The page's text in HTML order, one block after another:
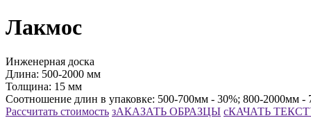
Лакмос
Инженерная доска
Длина: 500-2000 мм
Толщина: 15 мм
Соотношение длин в упаковке: 500-700мм - 30%; 800-2000мм -
Рассчитать стоимость зАКАЗАТЬ ОБРАЗЦЫ сКАЧАТЬ